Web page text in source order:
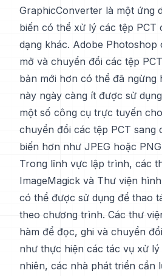
GraphicConverter là một ứng
biến có thể xử lý các tệp PCT
dạng khác. Adobe Photoshop
mở và chuyển đổi các tệp
bản mới hơn có thể đã ngừng
này ngày càng ít được sử
một số công cụ trực tuyến
chuyển đổi các tệp PCT sang
biến hơn như JPEG hoặc
Trong lĩnh vực lập trình, các
ImageMagick và Thư viện
có thể được sử dụng để thao
theo chương trình. Các thư
hàm để đọc, ghi và chuyển
như thực hiện các tác vụ xử
nhiên, các nhà phát triển cần